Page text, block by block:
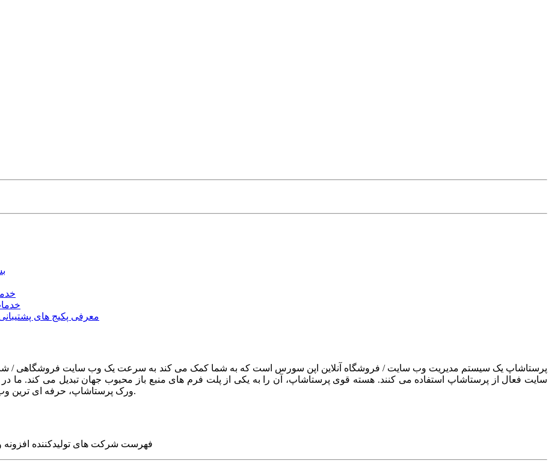
معرفی پکیج های
سایت فعال از پرستاشاپ استفاده می کنند. هسته قوی پرستاشاپ، آن را به یکی از پلت فرم های منبع باز محبوب جهان تبدیل می کند. ما در
ورک پرستاشاپ، حرفه ای ترین وب سایت های روز جهان را برای شما طراحی می کنیم.
فهرست شرکت های تولیدکننده افزونه